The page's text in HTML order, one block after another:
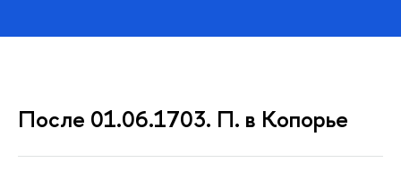
После 01.06.1703. П. в Копорье